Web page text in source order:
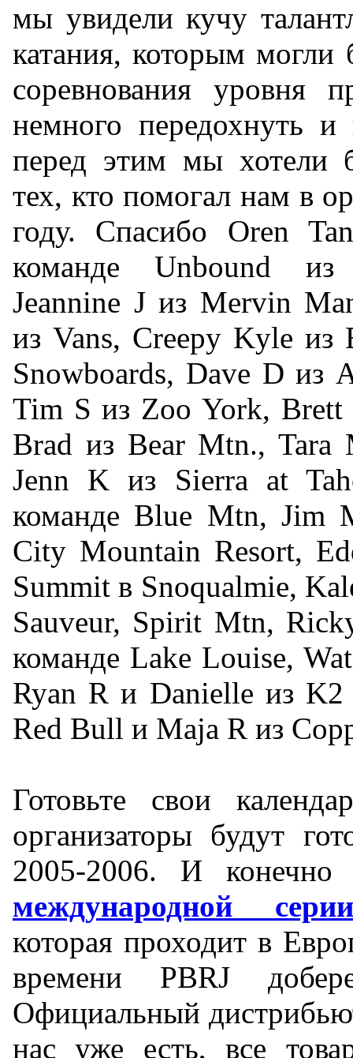
мы увидели кучу
катания, которым могли
соревнования уровня
немного передохнуть и
перед этим мы хотели
тех, кто помогал нам в
году. Спасибо Oren
команде Unbound
Jeannine J из Mervin
из Vans, Creepy Kyle
Snowboards, Dave D из
Tim S из Zoo York,
Brad из Bear Mtn., Tara
Jenn K из Sierra at
команде Blue Mtn, Jim
City Mountain Resort,
Summit в Snoqualmie,
Sauveur, Spirit Mtn,
команде Lake Louise,
Ryan R и Danielle из
Red Bull и Maja R из
Готовьте свои
организаторы будут
2005-2006. И конечно
международной
которая проходит в
времени PBRJ
Официальный
нас уже есть, все